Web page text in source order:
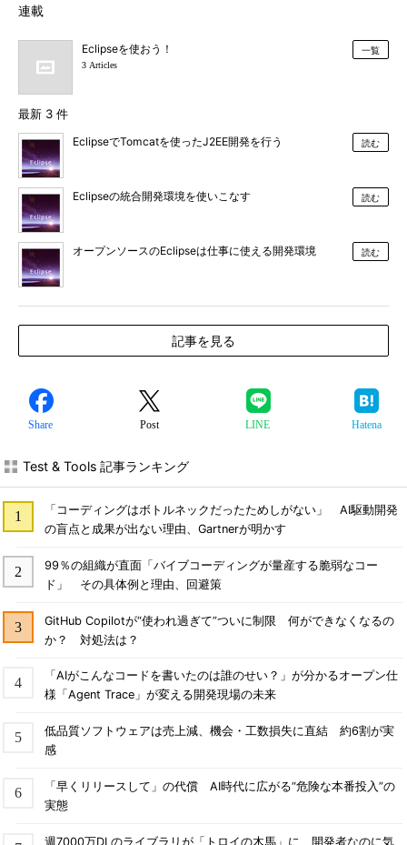
連載
Eclipseを使おう！
3 Articles
一覧
最新 3 件
EclipseでTomcatを使ったJ2EE開発を行う 読む
Eclipseの統合開発環境を使いこなす 読む
オープンソースのEclipseは仕事に使える開発環境 読む
記事を見る
Share Post LINE Hatena
Test & Tools 記事ランキング
「コーディングはボトルネックだったためしがない」 AI駆動開発
の盲点と成果が出ない理由、Gartnerが明かす
99％の組織が直面「バイブコーディングが量産する脆弱なコー
ド」 その具体例と理由、回避策
GitHub Copilotが“使われ過ぎて”ついに制限 何ができなくなるの
か？ 対処法は？
「AIがこんなコードを書いたのは誰のせい？」が分かるオープン仕
様「Agent Trace」が変える開発現場の未来
低品質ソフトウェアは売上減、機会・工数損失に直結 約6割が実
感
「早くリリースして」の代償 AI時代に広がる“危険な本番投入”の
実態
週7000万DLのライブラリが「トロイの木馬」に 開発者なのに気